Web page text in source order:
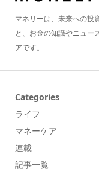
マネリーは、未来への投
と、お金の知識やニュー
アです。
Categories
ライフ
マネーケア
連載
記事一覧